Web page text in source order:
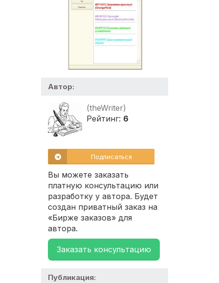
Автор:
(theWriter)
Рейтинг: 6
Подписаться
Вы можете заказать
платную консультацию или
разработку у автора. Будет
создан приватный заказ на
«Бирже заказов» для
автора.
Заказать консультацию
Публикация: